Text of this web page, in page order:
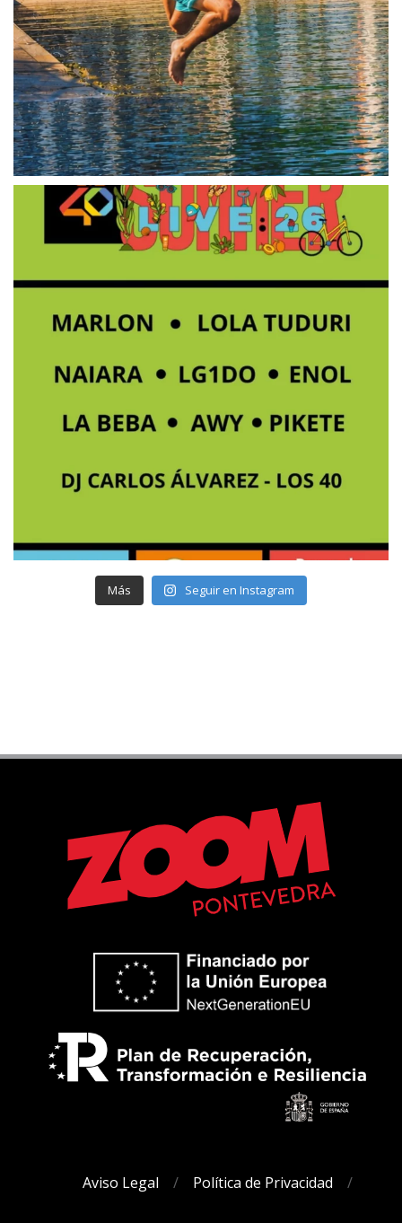
Más Seguir en Instagram
Aviso Legal Política de Privacidad